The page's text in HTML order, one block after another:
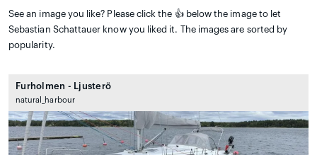
See an image you like? Please click the 👍 below the image to let
Sebastian Schattauer know you liked it. The images are sorted by
popularity.
Furholmen - Ljusterö
natural_harbour